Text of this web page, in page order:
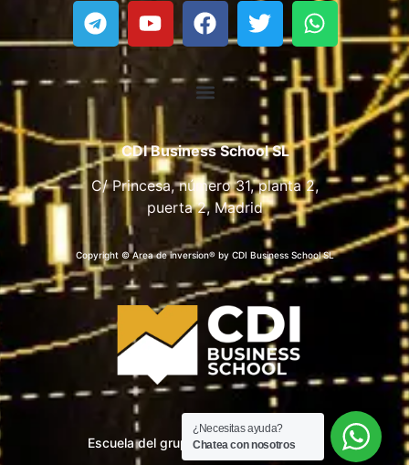
CDI Business School SL
C/ Princesa, número 31, planta 2,
puerta 2, Madrid
Copyright © Area de inversion® by CDI Business School SL
Escuela del grupo CDI Business School
¿Necesitas ayuda?
Chatea con nosotros